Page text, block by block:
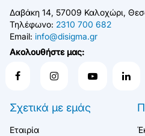
Δαβάκη 14, 57009 Καλοχώρι,
Τηλέφωνο: 2310 700 682
Email: info@disigma.gr
Ακολουθήστε μας:
Σχετικά με εμάς
Εταιρία